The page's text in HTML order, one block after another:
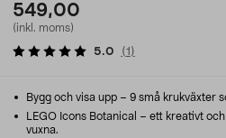
549,00
(inkl. moms)
5.0 (1 )
Bygg och visa upp – 9 små krukväxter
LEGO Icons Botanical – ett kreativt
vuxna.